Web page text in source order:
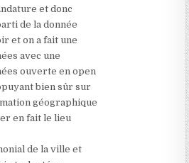
et donc
de la donnée
et on a fait une
avec une
ouverte en open
bien sûr sur
géographique
en fait le lieu
de la ville et